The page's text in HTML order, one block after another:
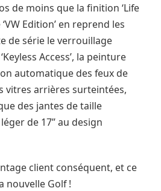
de moins que la finition ‘Life
Edition’ en reprend les
de série le verrouillage
Access’, la peinture
automatique des feux de
vitres arrières surteintées,
des jantes de taille
de 17’’ au design
client conséquent, et ce
nouvelle Golf !